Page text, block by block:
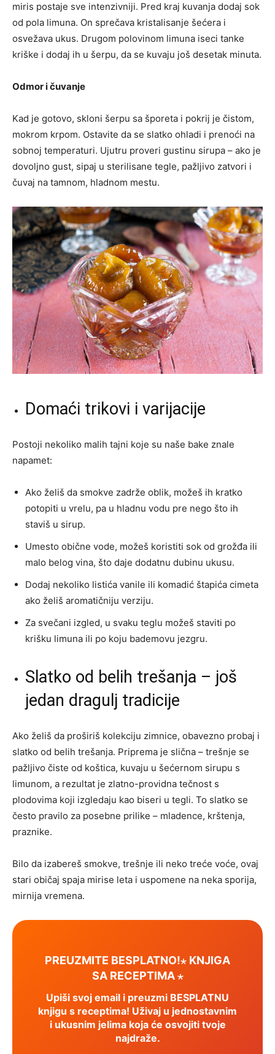
miris postaje sve intenzivniji. Pred kraj kuvanja dodaj sok
od pola limuna. On sprečava kristalisanje šećera i
osvežava ukus. Drugom polovinom limuna iseci tanke
kriške i dodaj ih u šerpu, da se kuvaju još desetak minuta.
Odmor i čuvanje
Kad je gotovo, skloni šerpu sa šporeta i pokrij je čistom,
mokrom krpom. Ostavite da se slatko ohladi i prenoći na
sobnoj temperaturi. Ujutru proveri gustinu sirupa – ako je
dovoljno gust, sipaj u sterilisane tegle, pažljivo zatvori i
čuvaj na tamnom, hladnom mestu.
Domaći trikovi i varijacije
Postoji nekoliko malih tajni koje su naše bake znale
napamet:
Ako želiš da smokve zadrže oblik, možeš ih kratko
potopiti u vrelu, pa u hladnu vodu pre nego što ih
staviš u sirup.
Umesto obične vode, možeš koristiti sok od grožđa ili
malo belog vina, što daje dodatnu dubinu ukusu.
Dodaj nekoliko listića vanile ili komadić štapića cimeta
ako želiš aromatičniju verziju.
Za svečani izgled, u svaku teglu možeš staviti po
krišku limuna ili po koju bademovu jezgru.
Slatko od belih trešanja – još
jedan dragulj tradicije
Ako želiš da proširiš kolekciju zimnice, obavezno probaj i
slatko od belih trešanja. Priprema je slična – trešnje se
pažljivo čiste od koštica, kuvaju u šećernom sirupu s
limunom, a rezultat je zlatno-providna tečnost s
plodovima koji izgledaju kao biseri u tegli. To slatko se
često pravilo za posebne prilike – mladence, krštenja,
praznike.
Bilo da izabereš smokve, trešnje ili neko treće voće, ovaj
stari običaj spaja mirise leta i uspomene na neka sporija,
mirnija vremena.
PREUZMITE BESPLATNO!⋆ KNJIGA
SA RECEPTIMA ⋆
Upiši svoj email i preuzmi BESPLATNU
knjigu s receptima! Uživaj u jednostavnim
i ukusnim jelima koja će osvojiti tvoje
najdraže.